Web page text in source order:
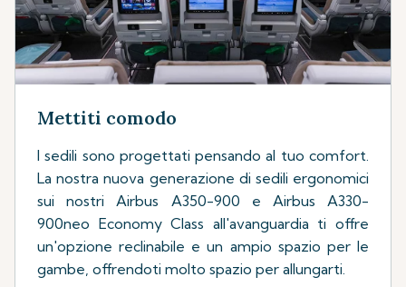
Mettiti comodo
I sedili sono progettati pensando al tuo comfort.
La nostra nuova generazione di sedili ergonomici
sui nostri Airbus A350-900 e Airbus A330-
900neo Economy Class all'avanguardia ti offre
un'opzione reclinabile e un ampio spazio per le
gambe, offrendoti molto spazio per allungarti.